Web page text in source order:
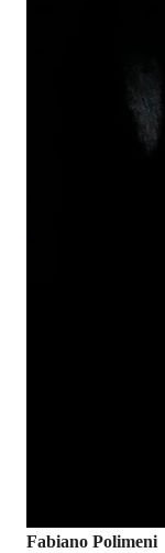
Fabiano Polimeni